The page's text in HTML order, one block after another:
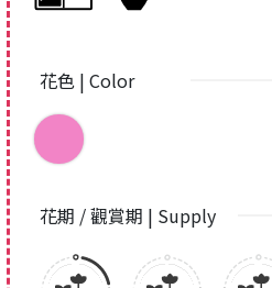
花色 | Color
花期 / 觀賞期 | Supply